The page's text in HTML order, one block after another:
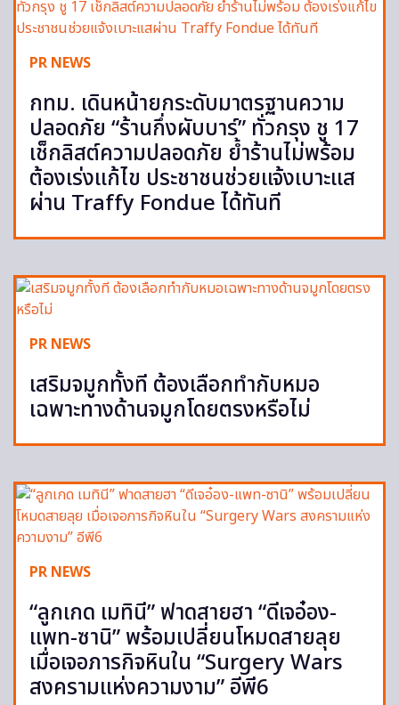
PR NEWS
กทม. เดินหน้ายกระดับมาตรฐานความ
ปลอดภัย “ร้านกึ่งผับบาร์” ทั่วกรุง ชู 17
เช็กลิสต์ความปลอดภัย ย้ำร้านไม่พร้อม
ต้องเร่งแก้ไข ประชาชนช่วยแจ้งเบาะแส
ผ่าน Traffy Fondue ได้ทันที
PR NEWS
เสริมจมูกทั้งที ต้องเลือกทำกับหมอ
เฉพาะทางด้านจมูกโดยตรงหรือไม่
PR NEWS
“ลูกเกด เมทินี” ฟาดสายฮา “ดีเจอ๋อง-
แพท-ซานิ” พร้อมเปลี่ยนโหมดสายลุย
เมื่อเจอภารกิจหินใน “Surgery Wars
สงครามแห่งความงาม” อีพี6